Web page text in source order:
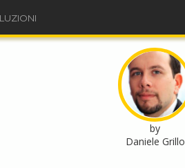
by
Daniele Grillo